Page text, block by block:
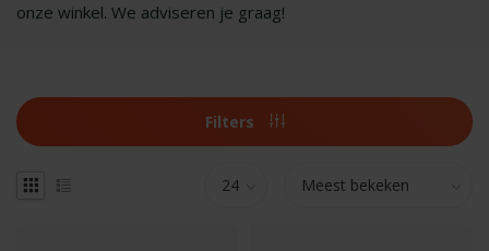
onze winkel. We adviseren je graag!
Filters